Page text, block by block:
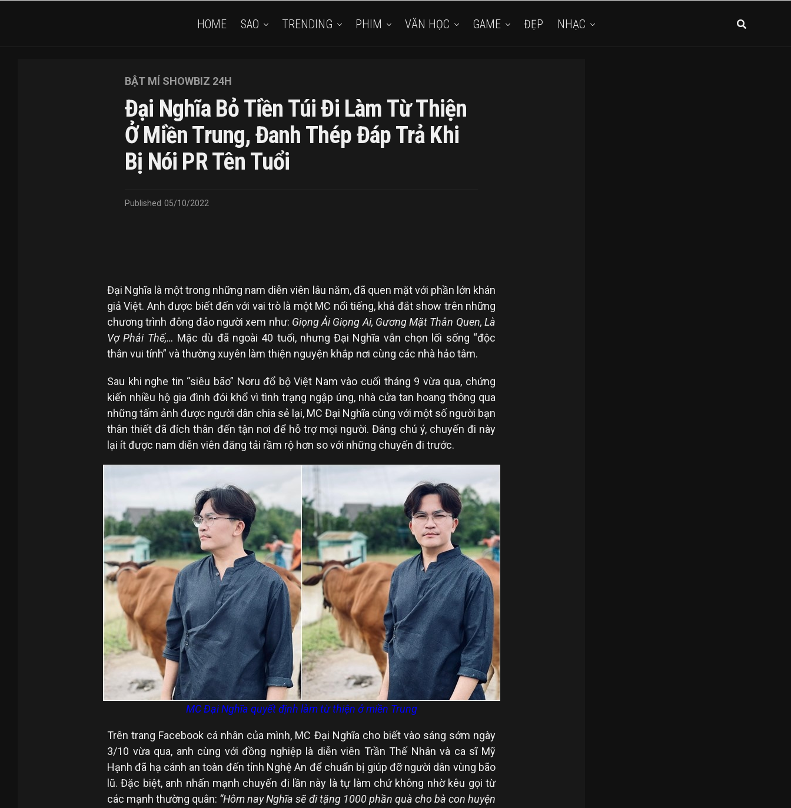
HOME SAO TRENDING PHIM VĂN HỌC GAME ĐẸP NHẠC
BẬT MÍ SHOWBIZ 24H
Đại Nghĩa Bỏ Tiền Túi Đi Làm Từ Thiện
Ở Miền Trung, Đanh Thép Đáp Trả Khi
Bị Nói PR Tên Tuổi
Published 05/10/2022
Đại Nghĩa là một trong những nam diễn viên lâu năm, đã quen mặt với phần lớn khán
giả Việt. Anh được biết đến với vai trò là một MC nổi tiếng, khá đắt show trên những
chương trình đông đảo người xem như: Giọng Ải Giọng Ai, Gương Mặt Thân Quen, Là
Vợ Phải Thế,… Mặc dù đã ngoài 40 tuổi, nhưng Đại Nghĩa vẫn chọn lối sống “độc
thân vui tính” và thường xuyên làm thiện nguyện khắp nơi cùng các nhà hảo tâm.
Sau khi nghe tin “siêu bão” Noru đổ bộ Việt Nam vào cuối tháng 9 vừa qua, chứng
kiến nhiều hộ gia đình đói khổ vì tình trạng ngập úng, nhà cửa tan hoang thông qua
những tấm ảnh được người dân chia sẻ lại, MC Đại Nghĩa cùng với một số người bạn
thân thiết đã đích thân đến tận nơi để hỗ trợ mọi người. Đáng chú ý, chuyến đi này
lại ít được nam diễn viên đăng tải rầm rộ hơn so với những chuyến đi trước.
MC Đại Nghĩa quyết định làm từ thiện ở miền Trung
Trên trang Facebook cá nhân của mình, MC Đại Nghĩa cho biết vào sáng sớm ngày
3/10 vừa qua, anh cùng với đồng nghiệp là diễn viên Trần Thế Nhân và ca sĩ Mỹ
Hạnh đã hạ cánh an toàn đến tỉnh Nghệ An để chuẩn bị giúp đỡ người dân vùng bão
lũ. Đặc biệt, anh nhấn mạnh chuyến đi lần này là tự làm chứ không nhờ kêu gọi từ
các mạnh thường quân: “Hôm nay Nghĩa sẽ đi tặng 1000 phần quà cho bà con huyện